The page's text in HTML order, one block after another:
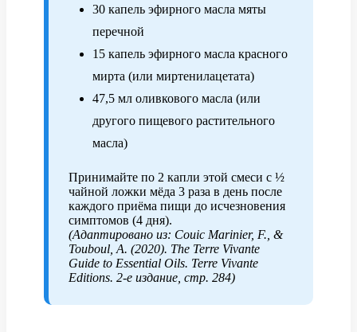
30 капель эфирного масла мяты
перечной
15 капель эфирного масла красного
мирта (или миртенилацетата)
47,5 мл оливкового масла (или
другого пищевого растительного
масла)
Принимайте по 2 капли этой смеси с ½
чайной ложки мёда 3 раза в день после
каждого приёма пищи до исчезновения
симптомов (4 дня).
(Адаптировано из: Couic Marinier, F., &
Touboul, A. (2020). The Terre Vivante
Guide to Essential Oils. Terre Vivante
Editions. 2-е издание, стр. 284)